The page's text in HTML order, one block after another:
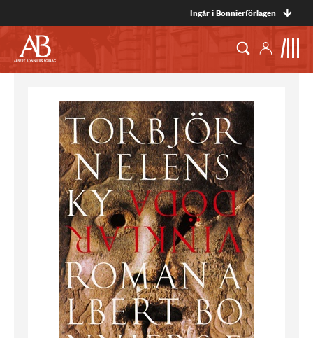
Ingår i Bonnierförlagen